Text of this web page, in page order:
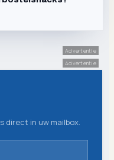
Advertentie
Advertentie
in uw mailbox.